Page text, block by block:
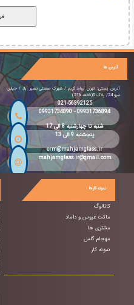
نمونه کارها
کاتالوگ
ماکت عروس و داماد
مشتری ها
مهجام گلس
نمونه کار
آدرس ها
آدرس پستی: تهران /رباط کریم / شهرک صنعتی نصیر آباد / خیابان
سرو 24/ پلاک 5(قطعه 216)
021-56392125
09931736894
-
09931734890
شنبه تا چهارشنبه 8 الی 17
پنجشنبه 9 الی 13
crm@mahjamglass.ir
mahjamglass.ir@gmail.com